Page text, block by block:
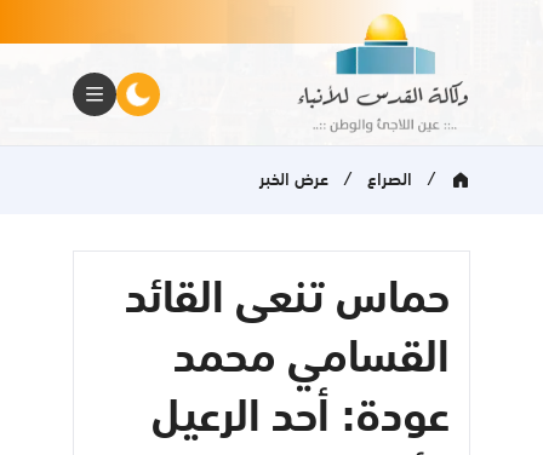
/ الصراع / عرض الخبر
حماس تنعى القائد
القسامي محمد
عودة: أحد الرعيل